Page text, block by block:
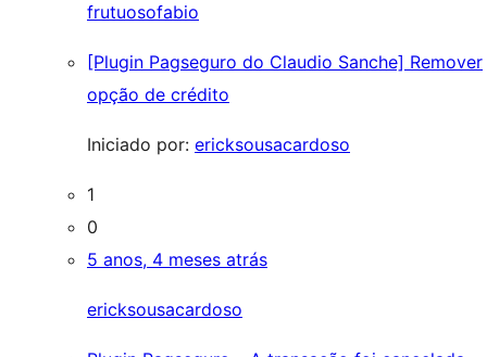
frutuosofabio
[Plugin Pagseguro do Claudio Sanche] Remover
opção de crédito
Iniciado por: ericksousacardoso
1
0
5 anos, 4 meses atrás
ericksousacardoso